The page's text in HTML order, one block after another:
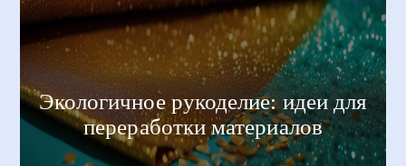
Экологичное рукоделие: идеи для
переработки материалов